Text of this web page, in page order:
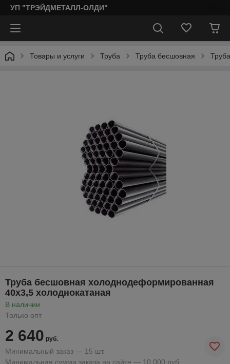
УП "ТРЭЙДМЕТАЛЛ-ОЛДИ"
Товары и услуги Труба Труба бесшовная
Труба бесшовная холоднодеформированная
40х3,5 холоднокатаная
В наличии
Только опт
2 640 руб.
Минимальный заказ — 15 шт.
Минимальная сумма заказа на сайте — 10 000 руб.